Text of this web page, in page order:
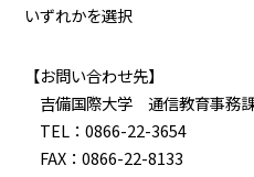
いずれかを選択
【お問い合わせ先】
吉備国際大学 通信教育事務
TEL：0866-22-3654
FAX：0866-22-8133